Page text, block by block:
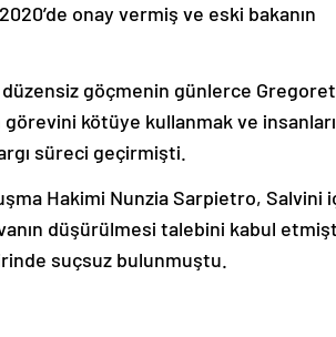
onay vermiş ve eski bakanın
düzensiz göçmenin günlerce
kötüye kullanmak ve insanları
süreci geçirmişti.
Hakimi Nunzia Sarpietro, Salvini
düşürülmesi talebini kabul
suçsuz bulunmuştu.